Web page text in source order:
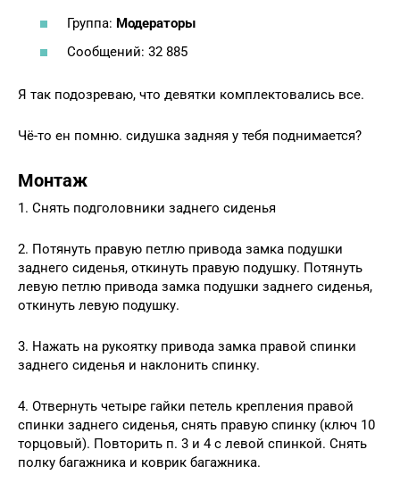
Группа: Модераторы
Сообщений: 32 885
Я так подозреваю, что девятки комплектовались все.
Чё-то ен помню. сидушка задняя у тебя поднимается?
Монтаж
1. Снять подголовники заднего сиденья
2. Потянуть правую петлю привода замка подушки
заднего сиденья, откинуть правую подушку. Потянуть
левую петлю привода замка подушки заднего сиденья,
откинуть левую подушку.
3. Нажать на рукоятку привода замка правой спинки
заднего сиденья и наклонить спинку.
4. Отвернуть четыре гайки петель крепления правой
спинки заднего сиденья, снять правую спинку (ключ 10
торцовый). Повторить п. 3 и 4 с левой спинкой. Снять
полку багажника и коврик багажника.